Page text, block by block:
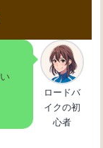
ロードバ
イクの初
心者